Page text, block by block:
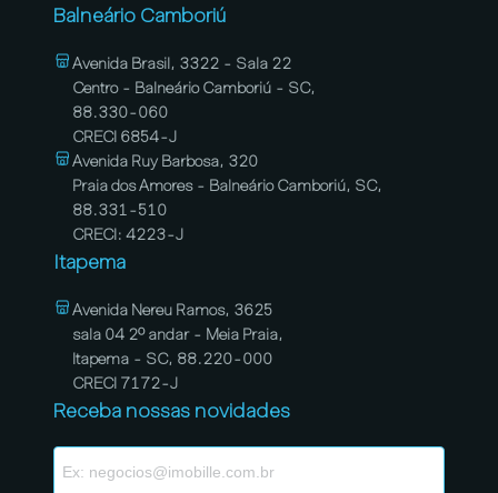
Balneário Camboriú
Avenida Brasil, 3322 - Sala 22
Centro - Balneário Camboriú - SC,
88.330-060
CRECI 6854-J
Avenida Ruy Barbosa, 320
Praia dos Amores - Balneário Camboriú, SC,
88.331-510
CRECI: 4223-J
Itapema
Avenida Nereu Ramos, 3625
sala 04 2º andar - Meia Praia,
Itapema - SC, 88.220-000
CRECI 7172-J
Receba nossas novidades